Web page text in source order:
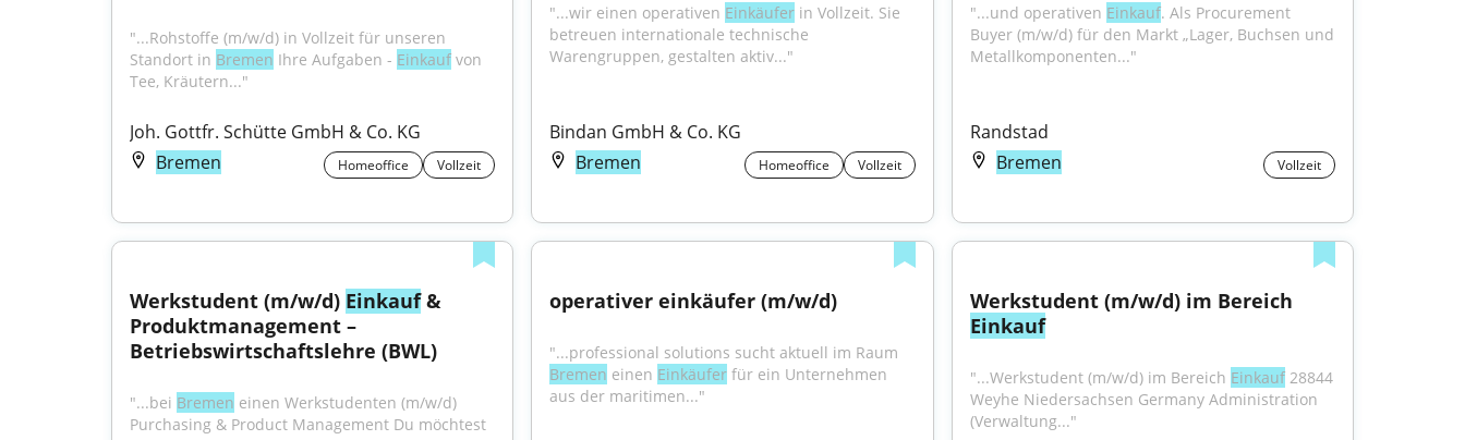
"...Rohstoffe (m/w/d) in Vollzeit für unseren
Standort in Bremen Ihre Aufgaben - Einkauf von
Tee, Kräutern..."
Joh. Gottfr. Schütte GmbH & Co. KG
Bremen
Homeoffice Vollzeit
"...wir einen operativen Einkäufer in Vollzeit. Sie
betreuen internationale technische
Warengruppen, gestalten aktiv..."
Bindan GmbH & Co. KG
Bremen
Homeoffice Vollzeit
"...und operativen Einkauf. Als Procurement
Buyer (m/w/d) für den Markt „Lager, Buchsen und
Metallkomponenten..."
Randstad
Bremen
Vollzeit
Werkstudent (m/w/d) Einkauf &
Produktmanagement –
Betriebswirtschaftslehre (BWL)
"...bei Bremen einen Werkstudenten (m/w/d)
Purchasing & Product Management Du möchtest
operativer einkäufer (m/w/d)
Bremen einen Einkäufer für ein Unternehmen
aus der maritimen..."
Einkauf
"...Werkstudent (m/w/d) im Bereich Einkauf 28844
Weyhe Niedersachsen Germany Administration
(Verwaltung..."